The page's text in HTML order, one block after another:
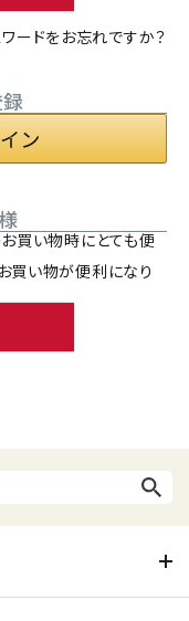
規会員登録
ードをお忘れですか？
買い物時にとても便
買い物が便利になり